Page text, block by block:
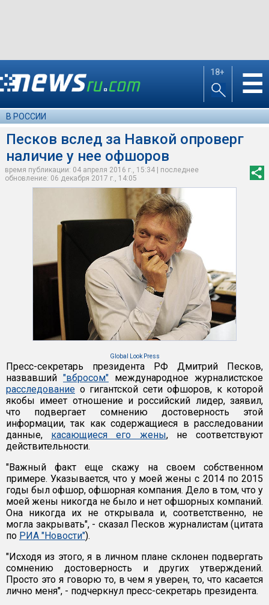
18+ ☰
В РОССИИ
Песков вслед за Навкой опроверг
наличие у нее офшоров
время публикации: 04 апреля 2016 г., 15:34 | последнее
обновление: 06 декабря 2017 г., 14:05
Global Look Press
Пресс-секретарь президента РФ Дмитрий Песков,
назвавший "вбросом" международное журналистское
расследование о гигантской сети офшоров, к которой
якобы имеет отношение и российский лидер, заявил,
что подвергает сомнению достоверность этой
информации, так как содержащиеся в расследовании
данные, касающиеся его жены, не соответствуют
действительности.
"Важный факт еще скажу на своем собственном
примере. Указывается, что у моей жены с 2014 по 2015
годы был офшор, офшорная компания. Дело в том, что у
моей жены никогда не было и нет офшорных компаний.
Она никогда их не открывала и, соответственно, не
могла закрывать", - сказал Песков журналистам (цитата
по РИА "Новости").
"Исходя из этого, я в личном плане склонен подвергать
сомнению достоверность и других утверждений.
Просто это я говорю то, в чем я уверен, то, что касается
лично меня", - подчеркнул пресс-секретарь президента.